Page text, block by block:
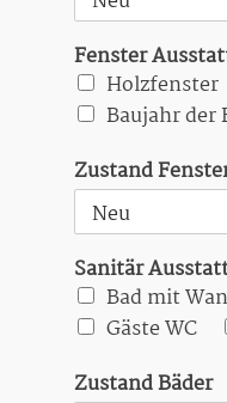
g
s
m
e
r
m
a
e
Fenster
Holzfenster
Baujahr der
Zustand
Sanitär
Bad mit
Gäste WC
Zustand Bäder